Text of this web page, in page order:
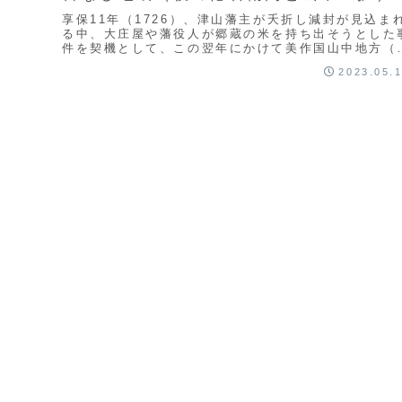
享保11年（1726）、津山藩主が夭折し減封が見込ま
る中、大庄屋や藩役⼈が郷蔵の米を持ち出そうとした
件を契機として、この翌年にかけて美作国山中地方（